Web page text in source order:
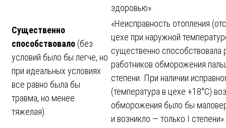
здоровью».
Существенно
способствовало (без
условий было бы легче, но
при идеальных условиях
все равно была бы
травма, но менее
тяжелая).
«Неисправность отопления
цехе при наружной
существенно способствовала
работников обморожения
степени. При наличии
(температура в цехе +18°C)
обморожения было бы
и возникло — только I степени».